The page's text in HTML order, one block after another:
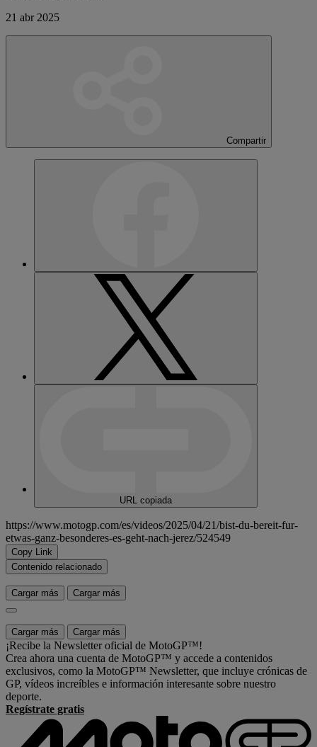
21 abr 2025
Compartir
URL copiada
https://www.motogp.com/es/videos/2025/04/21/bist-du-bereit-fur-
etwas-ganz-besonderes-es-geht-nach-jerez/524549
Copy Link
Contenido relacionado
Cargar más Cargar más
Cargar más Cargar más
¡Recibe la Newsletter oficial de MotoGP™!
Crea ahora una cuenta de MotoGP™ y accede a contenidos
exclusivos, como la MotoGP™ Newsletter, que incluye crónicas de
GP, vídeos increíbles e información interesante sobre nuestro
deporte.
Regístrate gratis